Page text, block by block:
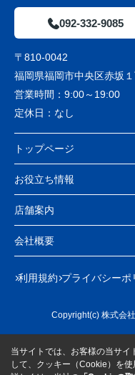
092-332-9085
〒810-0042
福岡県福岡市中央区赤坂
営業時間： 9:00～19:00
定休日： なし
トップページ
お役立ち情報
店舗案内
会社概要
利用規約 プライバシーポ
Copyright(c) 株式会
当サイトでは、お客様の当サイ
して、クッキー（Cookie）を使